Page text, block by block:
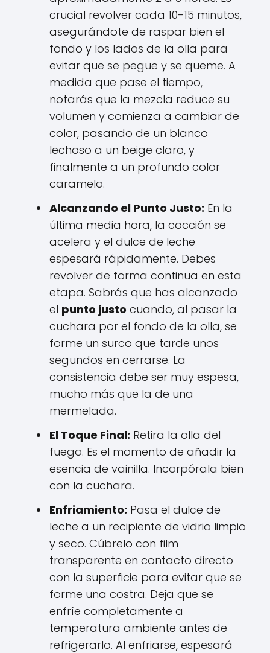
crucial revolver cada 10-15 minutos,
asegurándote de raspar bien el
fondo y los lados de la olla para
evitar que se pegue y se queme. A
medida que pase el tiempo,
notarás que la mezcla reduce su
volumen y comienza a cambiar de
color, pasando de un blanco
lechoso a un beige claro, y
finalmente a un profundo color
caramelo.
Alcanzando el Punto Justo: En la
última media hora, la cocción se
acelera y el dulce de leche
espesará rápidamente. Debes
revolver de forma continua en esta
etapa. Sabrás que has alcanzado
el punto justo cuando, al pasar la
cuchara por el fondo de la olla, se
forme un surco que tarde unos
segundos en cerrarse. La
consistencia debe ser muy espesa,
mucho más que la de una
mermelada.
El Toque Final: Retira la olla del
fuego. Es el momento de añadir la
esencia de vainilla. Incorpórala bien
con la cuchara.
Enfriamiento: Pasa el dulce de
leche a un recipiente de vidrio limpio
y seco. Cúbrelo con film
transparente en contacto directo
con la superficie para evitar que se
forme una costra. Deja que se
enfríe completamente a
temperatura ambiente antes de
refrigerarlo. Al enfriarse, espesará